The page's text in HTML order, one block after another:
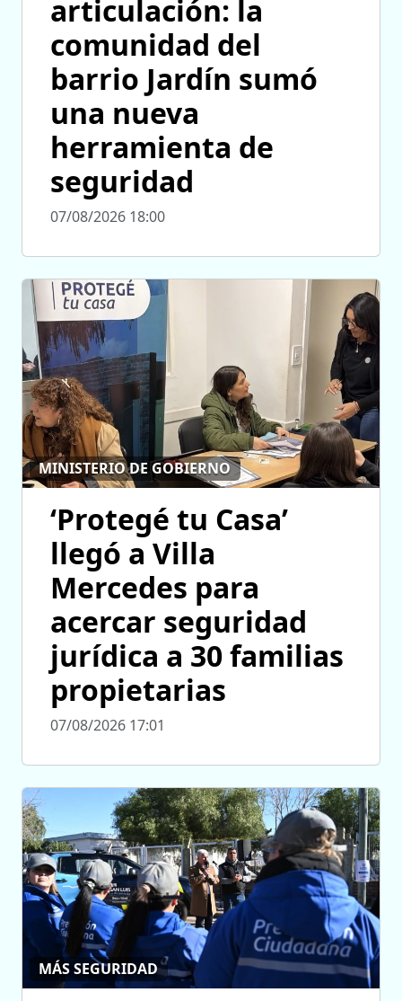
articulación: la
comunidad del
barrio Jardín sumó
una nueva
herramienta de
seguridad
07/08/2026 18:00
MINISTERIO DE GOBIERNO
‘Protegé tu Casa’
llegó a Villa
Mercedes para
acercar seguridad
jurídica a 30 familias
propietarias
07/08/2026 17:01
MÁS SEGURIDAD